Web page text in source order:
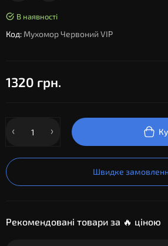
В наявності
Код: Мухомор Червоний VIP
1320 грн.
Швидке
Рекомендовані товари за 🔥 ціною